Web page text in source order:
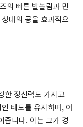
의 빠른 발놀림과 민
대의 공을 효과적으
한 정신력도 가지고
태도를 유지하며, 어
줍니다. 이는 그가 경